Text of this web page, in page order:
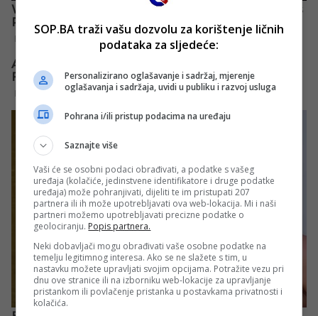
SOP.BA traži vašu dozvolu za korištenje ličnih
podataka za sljedeće:
Personalizirano oglašavanje i sadržaj, mjerenje
oglašavanja i sadržaja, uvidi u publiku i razvoj usluga
Pohrana i/ili pristup podacima na uređaju
Saznajte više
Vaši će se osobni podaci obrađivati, a podatke s vašeg
uređaja (kolačiće, jedinstvene identifikatore i druge podatke
uređaja) može pohranjivati, dijeliti te im pristupati 207
partnera ili ih može upotrebljavati ova web-lokacija. Mi i naši
partneri možemo upotrebljavati precizne podatke o
geolociranju. Popis partnera.
Neki dobavljači mogu obrađivati vaše osobne podatke na
temelju legitimnog interesa. Ako se ne slažete s tim, u
nastavku možete upravljati svojim opcijama. Potražite vezu pri
dnu ove stranice ili na izborniku web-lokacije za upravljanje
pristankom ili povlačenje pristanka u postavkama privatnosti i
kolačića.